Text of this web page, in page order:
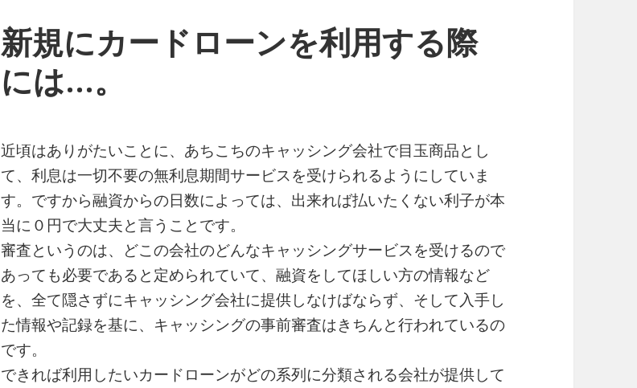
新規にカードローンを利用する際
には…。
近頃はありがたいことに、あちこちのキャッシング会社で目玉商品とし
て、利息は一切不要の無利息期間サービスを受けられるようにしていま
す。ですから融資からの日数によっては、出来れば払いたくない利子が本
当に０円で大丈夫と言うことです。
審査というのは、どこの会社のどんなキャッシングサービスを受けるので
あっても必要であると定められていて、融資をしてほしい方の情報など
を、全て隠さずにキャッシング会社に提供しなけばならず、そして入手し
た情報や記録を基に、キャッシングの事前審査はきちんと行われているの
です。
できれば利用したいカードローンがどの系列に分類される会社が提供して